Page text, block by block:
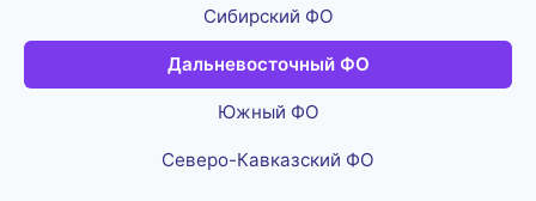
Сибирский ФО
Дальневосточный ФО
Южный ФО
Северо-Кавказский ФО